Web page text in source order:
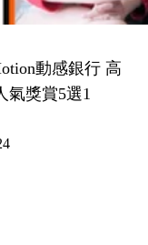
動感銀行 高
氣獎賞5選1